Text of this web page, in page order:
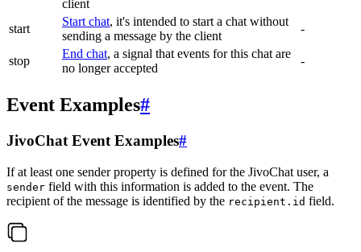
client
start
Start chat, it's intended to start a chat without
sending a message by the client
-
stop
End chat, a signal that events for this chat are
no longer accepted
-
Event Examples#
JivoChat Event Examples#
If at least one sender property is defined for the JivoChat user, a
sender field with this information is added to the event. The
recipient of the message is identified by the recipient.id field.